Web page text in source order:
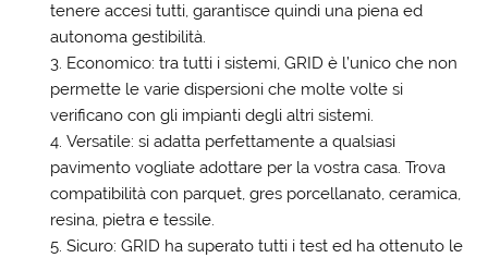
tenere accesi tutti, garantisce quindi una piena ed
autonoma gestibilità.
Economico: tra tutti i sistemi, GRID è l’unico che non
permette le varie dispersioni che molte volte si
verificano con gli impianti degli altri sistemi.
Versatile: si adatta perfettamente a qualsiasi
pavimento vogliate adottare per la vostra casa. Trova
compatibilità con parquet, gres porcellanato, ceramica,
resina, pietra e tessile.
Sicuro: GRID ha superato tutti i test ed ha ottenuto le